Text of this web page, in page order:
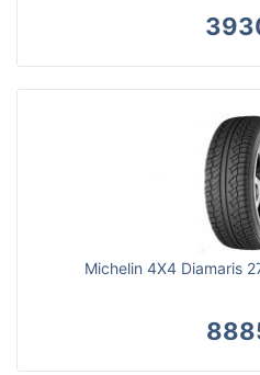
Michelin 4X4 Diamaris